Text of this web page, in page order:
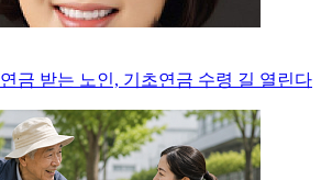
금 받는 노인, 기초연금 수령 길 열린다